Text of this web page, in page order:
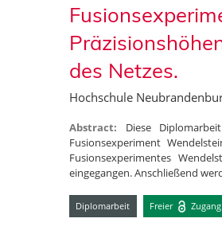
des Netzes.
Hochschule
Abstract: Diese
Fusionsexperiment
Fusionsexperimentes
eingegangen. Anschließend
Diplomarbeit Freier Zugang